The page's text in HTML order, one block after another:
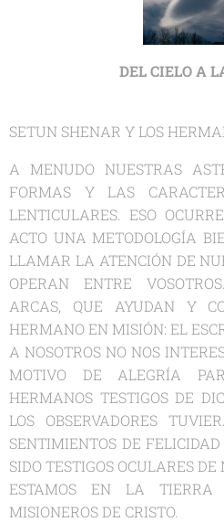
DEL CIELO A
SETUN SHENAR Y LOS
A MENUDO NUESTRAS
FORMAS Y LAS
LENTICULARES. ESO
ACTO UNA METODOLOGÍA
LLAMAR LA ATENCIÓN DE
OPERAN ENTRE
ARCAS, QUE AYUDAN Y
HERMANO EN MISIÓN: EL
A NOSOTROS NO NOS
MOTIVO DE ALEGRÍA
HERMANOS TESTIGOS DE
LOS OBSERVADORES
SENTIMIENTOS DE
SIDO TESTIGOS OCULARES
ESTAMOS EN LA
MISIONEROS DE CRISTO.